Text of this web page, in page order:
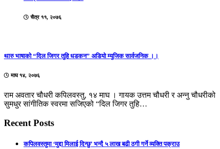
चैत्र ११, २०७६
थारु भाषाको “दिल जिगर तुहि धडकन” अडियो म्युजिक सार्वजनिक ।।
माघ १४, २०७६
राम अवतार चौधरी कपिलवस्तु, १४ माघ । गायक उत्तम चौधरी र अन्नु चौधरीको
सुमधुर सांगीतिक स्वरमा सजिएको “दिल जिगर तुहि…
Recent Posts
कपिलवस्तुमा ‘मुद्दा मिलाई दिन्छु’ भन्दै ५ लाख बढी ठगी गर्ने व्यक्ति पक्राउ